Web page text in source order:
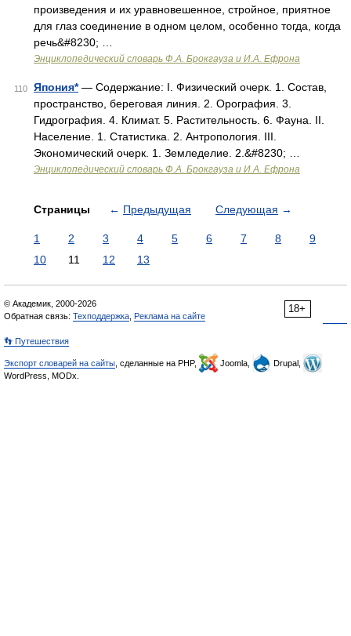
произведения и их уравновешенное, стройное, приятное
для глаз соединение в одном целом, особенно тогда, когда
речь&#8230; …
Энциклопедический словарь Ф.А. Брокгауза и И.А. Ефрона
110 Япония*— Содержание: I. Физический очерк. 1. Состав,
пространство, береговая линия. 2. Орография. 3.
Гидрография. 4. Климат. 5. Растительность. 6. Фауна. II.
Население. 1. Статистика. 2. Антропология. III.
Экономический очерк. 1. Земледелие. 2.&#8230; …
Энциклопедический словарь Ф.А. Брокгауза и И.А. Ефрона
Страницы ← Предыдущая Следующая →
1 2 3 4 5 6 7 8
9
10
11 12 13
18+
© Академик, 2000-2026
Обратная связь: Техподдержка Реклама на сайте
👣 Путешествия
Экспорт словарей на сайты , сделанные на PHP, Joomla,
Drupal,
WordPress, MODx.